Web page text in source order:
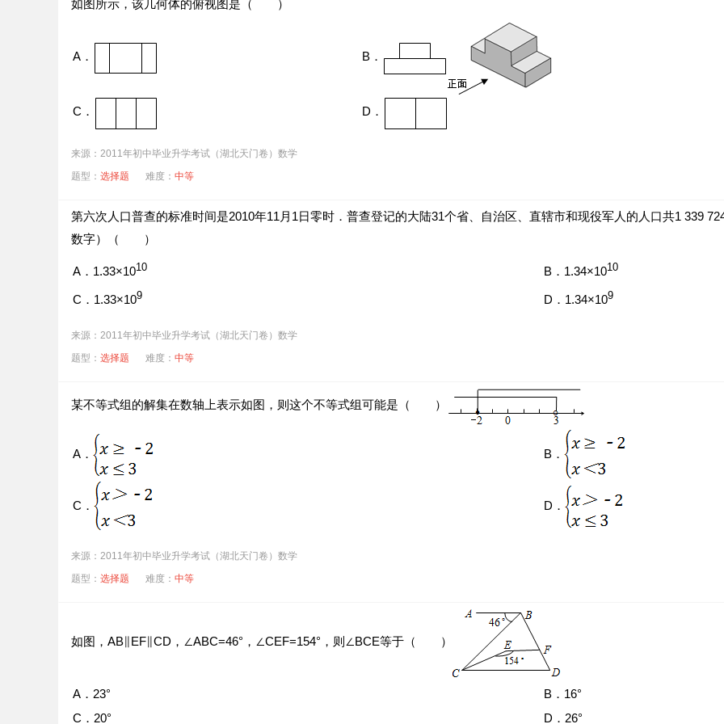
如图所示，该几何体的俯视图是（ ）
A． B．
C． D．
来源：2011年初中毕业升学考试（湖北天门卷）数学
题型： 选择题 难度： 中等
第六次人口普查的标准时间是2010年11月1日零时．普查登记的大陆31个省、自治区、直辖市和现役军人的人口共1 339
数字）（ ）
A．1.33×1010 B．1.34×1010
C．1.33×109 D．1.34×109
来源：2011年初中毕业升学考试（湖北天门卷）数学
题型： 选择题 难度： 中等
某不等式组的解集在数轴上表示如图，则这个不等式组可能是（ ）
A． B．
C． D．
来源：2011年初中毕业升学考试（湖北天门卷）数学
题型： 选择题 难度： 中等
如图，AB∥EF∥CD，∠ABC=46°，∠CEF=154°，则∠BCE等于（ ）
A．23°
B．16°
C．20°
D．26°